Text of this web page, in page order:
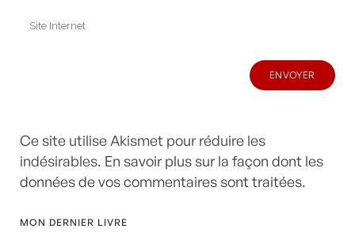
Ce site utilise Akismet pour réduire les
indésirables. En savoir plus sur la façon dont les
données de vos commentaires sont traitées.
MON DERNIER LIVRE